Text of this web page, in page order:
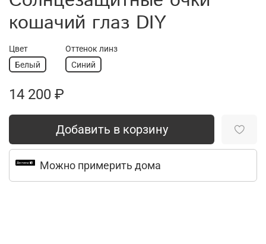
кошачий глаз DIY
Цвет
Белый
Оттенок линз
Синий
14 200 ₽
Добавить в корзину
Можно примерить дома